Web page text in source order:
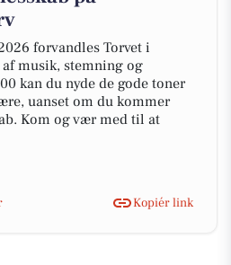
forvandles Torvet i
musik, stemning og
kan du nyde de gode toner
uanset om du kommer
Kom og vær med til at
Kopiér link